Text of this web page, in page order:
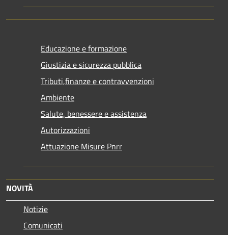
Educazione e formazione
Giustizia e sicurezza pubblica
Tributi,finanze e contravvenzioni
Ambiente
Salute, benessere e assistenza
Autorizzazioni
Attuazione Misure Pnrr
NOVITÀ
Notizie
Comunicati